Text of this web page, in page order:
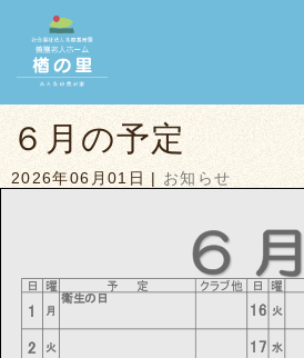
６月の予定
2026年06月01日 お知らせ
日 曜 クラブ他 日 曜
2 火 17 水
予 定
1 月
衛生の日
16 火
6 月